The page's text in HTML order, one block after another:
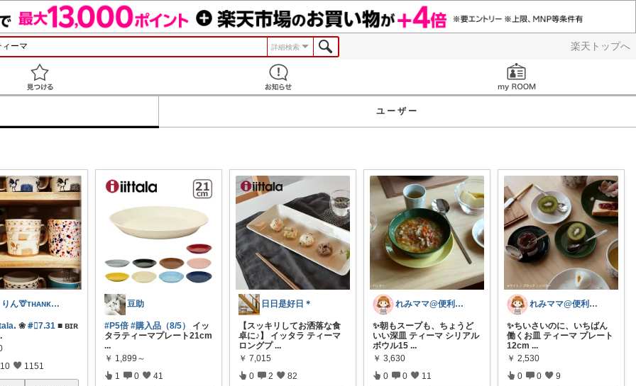
楽天トップへ
詳細検索
ユーザー
きりん🦒ᴛʜᴀɴᴋs ᴀʟᴡᴀʏs.
❀#⃞7ᱹ31 ■ ʙɪʀ
10 1151
豆助
#P5倍 #購入品（8/5）
イッ
タラティーマプレート21cm
...
￥ 1,899～
1 0 41
日日是好日＊
【スッキリしてお洒落な食
卓に♪】 イッタラ ティーマ
ロングプ ...
￥ 7,015
0 2 82
れみママ@便利雑貨¸¸kids
✨朝もスープも、ちょうど
いい深皿 ティーマ シリアル
ボウル15 ...
￥ 3,630
0 0 11
れみママ@便利雑貨¸¸kids
✨ちいさいのに、いちばん
働くお皿 ティーマ プレート
12cm...
￥ 2,530
0 0 9